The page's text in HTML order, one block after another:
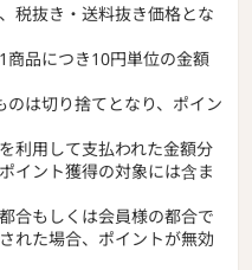
税抜き・送料抜き価格とな
商品につき10円単位の金額
は切り捨てとなり、ポイン
利用して支払われた金額分
イント獲得の対象には含ま
合もしくは会員様の都合で
れた場合、ポイントが無効